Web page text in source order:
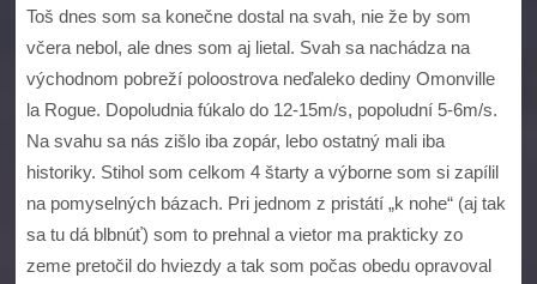
Toš dnes som sa konečne dostal na svah, nie že by som
včera nebol, ale dnes som aj lietal. Svah sa nachádza na
východnom pobreží poloostrova neďaleko dediny Omonville
la Rogue. Dopoludnia fúkalo do 12-15m/s, popoludní 5-6m/s.
Na svahu sa nás zišlo iba zopár, lebo ostatný mali iba
historiky. Stihol som celkom 4 štarty a výborne som si zapílil
na pomyselných bázach. Pri jednom z pristátí „k nohe“ (aj tak
sa tu dá blbnúť) som to prehnal a vietor ma prakticky zo
zeme pretočil do hviezdy a tak som počas obedu opravoval